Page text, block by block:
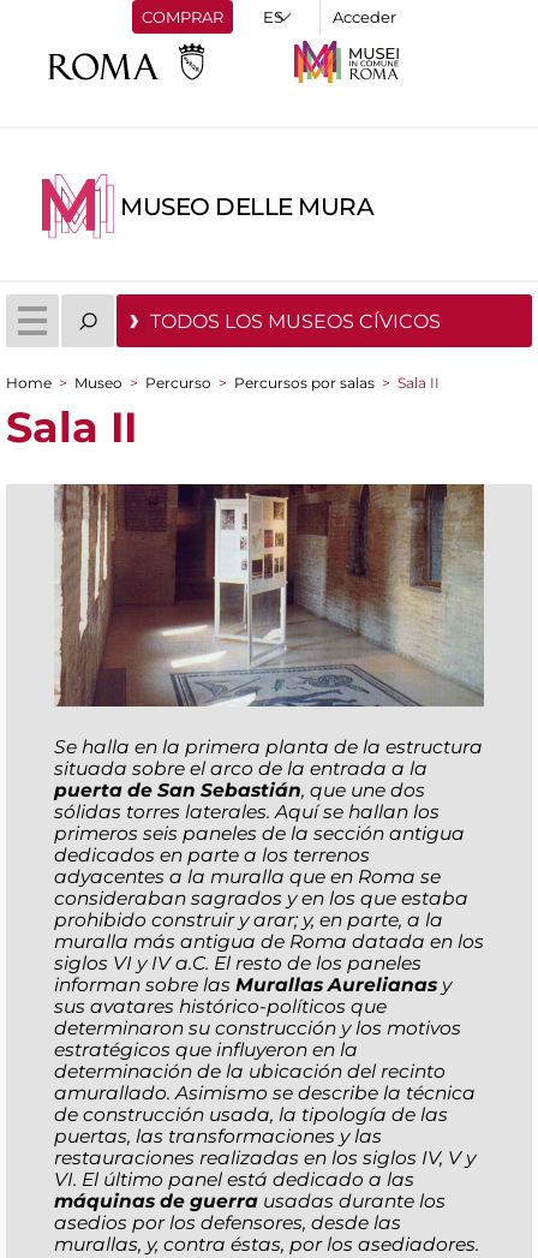
COMPRAR Acceder
MUSEO DELLE MURA
TODOS LOS MUSEOS CÍVICOS
You are here
Home > Museo > Percurso > Percursos por salas > Sala II
Sala II
Se halla en la primera planta de la estructura
situada sobre el arco de la entrada a la
puerta de San Sebastián, que une dos
sólidas torres laterales. Aquí se hallan los
primeros seis paneles de la sección antigua
dedicados en parte a los terrenos
adyacentes a la muralla que en Roma se
consideraban sagrados y en los que estaba
prohibido construir y arar; y, en parte, a la
muralla más antigua de Roma datada en los
siglos VI y IV a.C. El resto de los paneles
informan sobre las Murallas Aurelianas y
sus avatares histórico-políticos que
determinaron su construcción y los motivos
estratégicos que influyeron en la
determinación de la ubicación del recinto
amurallado. Asimismo se describe la técnica
de construcción usada, la tipología de las
puertas, las transformaciones y las
restauraciones realizadas en los siglos IV, V y
VI. El último panel está dedicado a las
máquinas de guerra usadas durante los
asedios por los defensores, desde las
murallas, y, contra éstas, por los asediadores.